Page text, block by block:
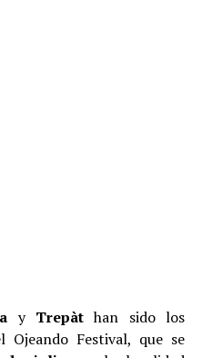
y Trepàthan sido los
Ojeando Festival, que se